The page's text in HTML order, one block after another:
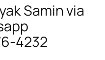
Samin via
4232